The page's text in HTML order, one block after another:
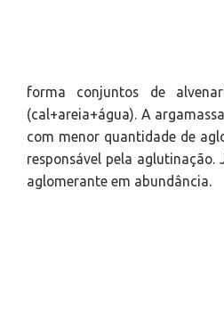
forma conjuntos de
(cal+areia+água). A
com menor quantidade de
responsável pela
aglomerante em abundância.